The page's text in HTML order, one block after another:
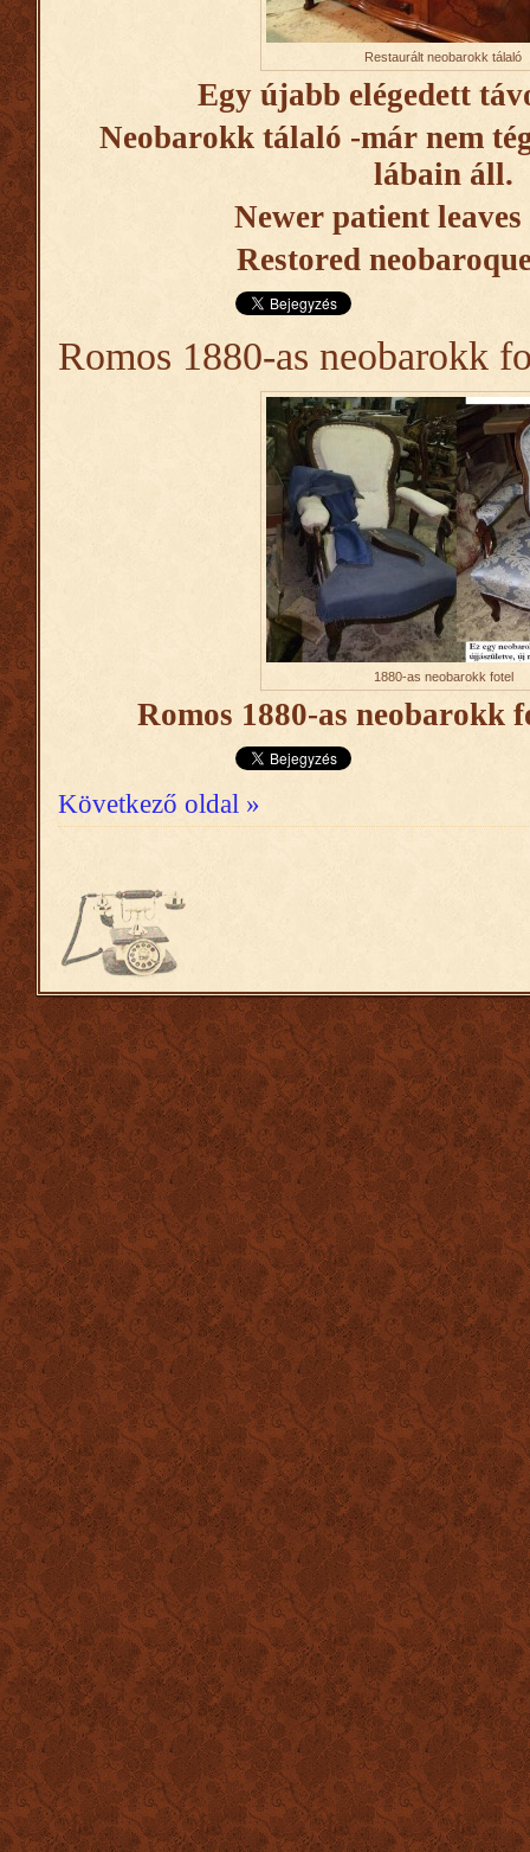
Restaurált neobarokk tálaló
Egy újabb elégedett
Neobarokk tálaló -már nem
lábain áll.
Newer patient leaves
Restored
Romos 1880-as neobarokk
1880-as neobarokk fotel
Romos 1880-as neobarokk
Következő oldal »